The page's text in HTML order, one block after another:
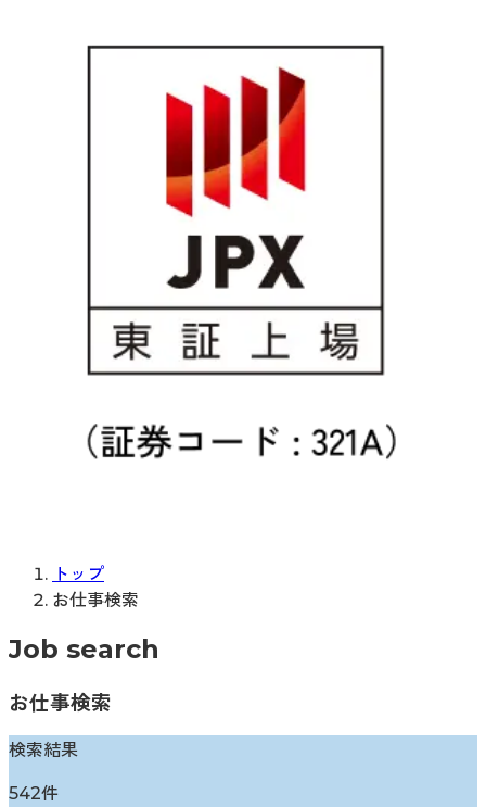
トップ
お仕事検索
Job search
お仕事検索
検索結果
542件